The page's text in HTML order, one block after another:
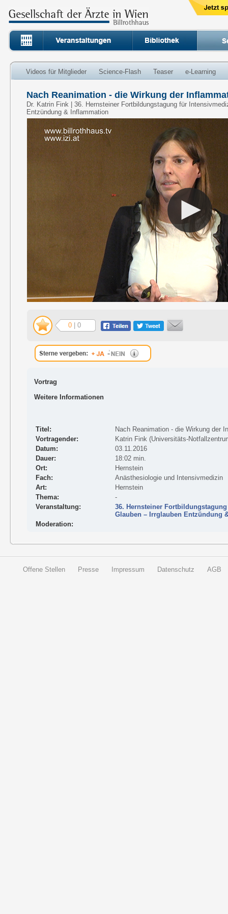
Videos für Mitglieder Science-Flash Teaser e-Learning
Nach Reanimation - die Wirkung der
Dr. Katrin Fink | 36. Hernsteiner Fortbildungstagung für
Entzündung & Inflammation
0 | 0
Vortrag
Weitere Informationen
Titel:
Nach Reanimation - die Wirkung der
Vortragender:
Katrin Fink (Universitäts-
Datum:
03.11.2016
Dauer:
18:02 min.
Ort:
Hernstein
Fach:
Anästhesiologie und Intensivmedizin
Art:
Hernstein
Thema:
-
Veranstaltung:
36. Hernsteiner
Glauben – Irrglauben Entzündung
Moderation:
Offene Stellen Presse Impressum Datenschutz AGB